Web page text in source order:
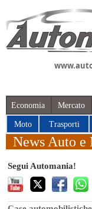
Economia Mercato
Moto Trasporti
News Auto e
Segui Automania!